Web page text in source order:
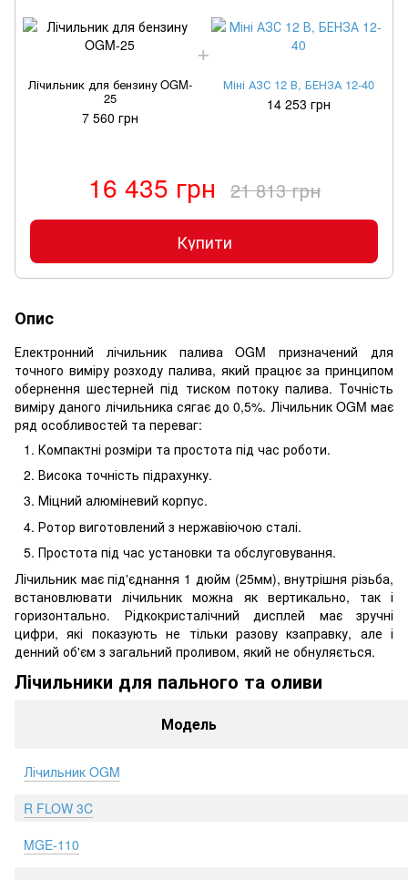
Лічильник для бензину OGM-
25
7 560 грн
Міні АЗС 12 В, БЕНЗА 12-40
14 253 грн
16 435 грн 21 813 грн
Купити
Опис
Електронний лічильник палива OGM призначений для
точного виміру розходу палива, який працює за принципом
обернення шестерней під тиском потоку палива. Точність
виміру даного лічильника сягає до 0,5%. Лічильник OGM має
ряд особливостей та переваг:
Компактні розміри та простота під час роботи.
Висока точність підрахунку.
Міцний алюміневий корпус.
Ротор виготовлений з нержавіючою сталі.
Простота під час установки та обслуговування.
Лічильник має під'єднання 1 дюйм (25мм), внутрішня різьба,
встановлювати лічильник можна як вертикально, так і
горизонтально. Рідкокристалічний дисплей має зручні
цифри, які показують не тільки разову кзаправку, але і
денний об'єм з загальний проливом, який не обнуляється.
Лічильники для пального та оливи
Модель
Лічильник OGM
R FLOW 3C
MGE-110